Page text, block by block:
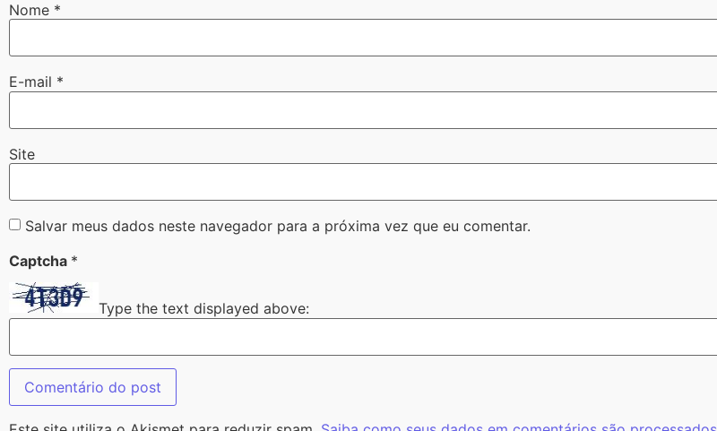
Nome *
E-mail *
Site
Salvar meus dados neste navegador para a próxima vez que eu comentar.
Captcha *
Type the text displayed above: